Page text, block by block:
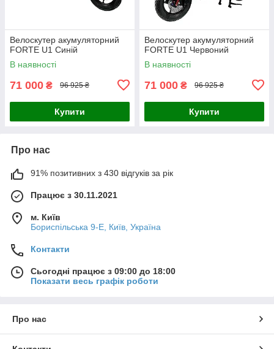
Велоскутер акумуляторний
FORTE U1 Синій
В наявності
71 000 ₴ 96 925 ₴
Купити
Велоскутер акумуляторний
FORTE U1 Червоний
В наявності
71 000 ₴ 96 925 ₴
Купити
Про нас
91% позитивних з 430 відгуків за рік
Працює з 30.11.2021
м. Київ
Бориспільська 9-Е, Київ, Україна
Контакти
Сьогодні працює з 09:00 до 18:00
Показати весь графік роботи
Про нас